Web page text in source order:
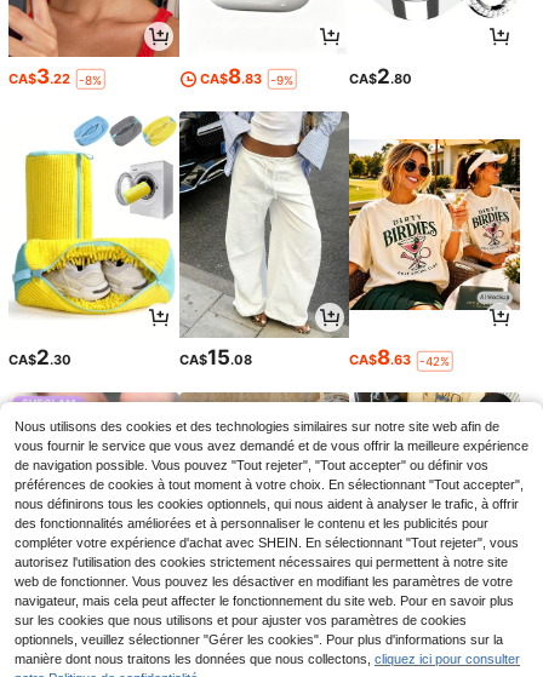
CA$3.22 -8% CA$8.83 -9% CA$2.80
CA$2.30 CA$15.08 CA$8.63 -42%
CA$2.70 -32% CA$11.19 -5% CA$14.08
Nous utilisons des cookies et des technologies similaires sur notre site web afin de
vous fournir le service que vous avez demandé et de vous offrir la meilleure expérience
de navigation possible. Vous pouvez "Tout rejeter", "Tout accepter" ou définir vos
préférences de cookies à tout moment à votre choix. En sélectionnant "Tout accepter",
nous définirons tous les cookies optionnels, qui nous aident à analyser le trafic, à offrir
des fonctionnalités améliorées et à personnaliser le contenu et les publicités pour
compléter votre expérience d'achat avec SHEIN. En sélectionnant "Tout rejeter", vous
autorisez l'utilisation des cookies strictement nécessaires qui permettent à notre site
web de fonctionner. Vous pouvez les désactiver en modifiant les paramètres de votre
navigateur, mais cela peut affecter le fonctionnement du site web. Pour en savoir plus
sur les cookies que nous utilisons et pour ajuster vos paramètres de cookies
optionnels, veuillez sélectionner "Gérer les cookies". Pour plus d'informations sur la
manière dont nous traitons les données que nous collectons, cliquez ici pour consulter